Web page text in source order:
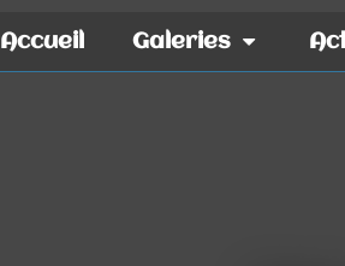
Accueil Galeries